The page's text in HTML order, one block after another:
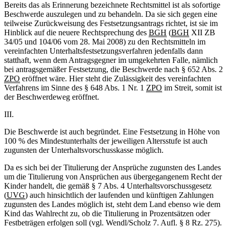
Bereits das als Erinnerung bezeichnete Rechtsmittel ist als sofortige
Beschwerde auszulegen und zu behandeln. Da sie sich gegen eine
teilweise Zurückweisung des Festsetzungsantrags richtet, ist sie im
Hinblick auf die neuere Rechtsprechung des BGH (BGH XII ZB
34/05 und 104/06 vom 28. Mai 2008) zu den Rechtsmitteln im
vereinfachten Unterhaltsfestsetzungsverfahren jedenfalls dann
statthaft, wenn dem Antragsgegner im umgekehrten Falle, nämlich
bei antragsgemäßer Festsetzung, die Beschwerde nach § 652 Abs. 2
ZPO eröffnet wäre. Hier steht die Zulässigkeit des vereinfachten
Verfahrens im Sinne des § 648 Abs. 1 Nr. 1 ZPO im Streit, somit ist
der Beschwerdeweg eröffnet.
III.
Die Beschwerde ist auch begründet. Eine Festsetzung in Höhe von
100 % des Mindestunterhalts der jeweiligen Altersstufe ist auch
zugunsten der Unterhaltsvorschusskasse möglich.
Da es sich bei der Titulierung der Ansprüche zugunsten des Landes
um die Titulierung von Ansprüchen aus übergegangenem Recht der
Kinder handelt, die gemäß § 7 Abs. 4 Unterhaltsvorschussgesetz
(UVG) auch hinsichtlich der laufenden und künftigen Zahlungen
zugunsten des Landes möglich ist, steht dem Land ebenso wie dem
Kind das Wahlrecht zu, ob die Titulierung in Prozentsätzen oder
Festbeträgen erfolgen soll (vgl. Wendl/Scholz 7. Aufl. § 8 Rz. 275).